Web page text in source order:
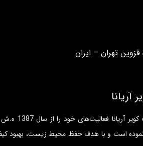
آریانا
شرکت
است و با هدف حفظ محیط زیست، بهبود